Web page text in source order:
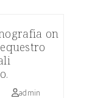
on
admin